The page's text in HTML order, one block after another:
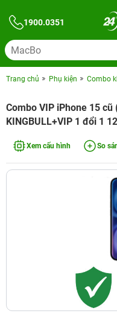
1900.0351
Trang chủ Phụ kiện Combo
Combo VIP iPhone 15 cũ
KINGBULL+VIP 1 đổi 1
Xem cấu hình So